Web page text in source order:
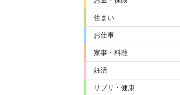
住まい
お仕事
家事・料理
妊活
サプリ・健康